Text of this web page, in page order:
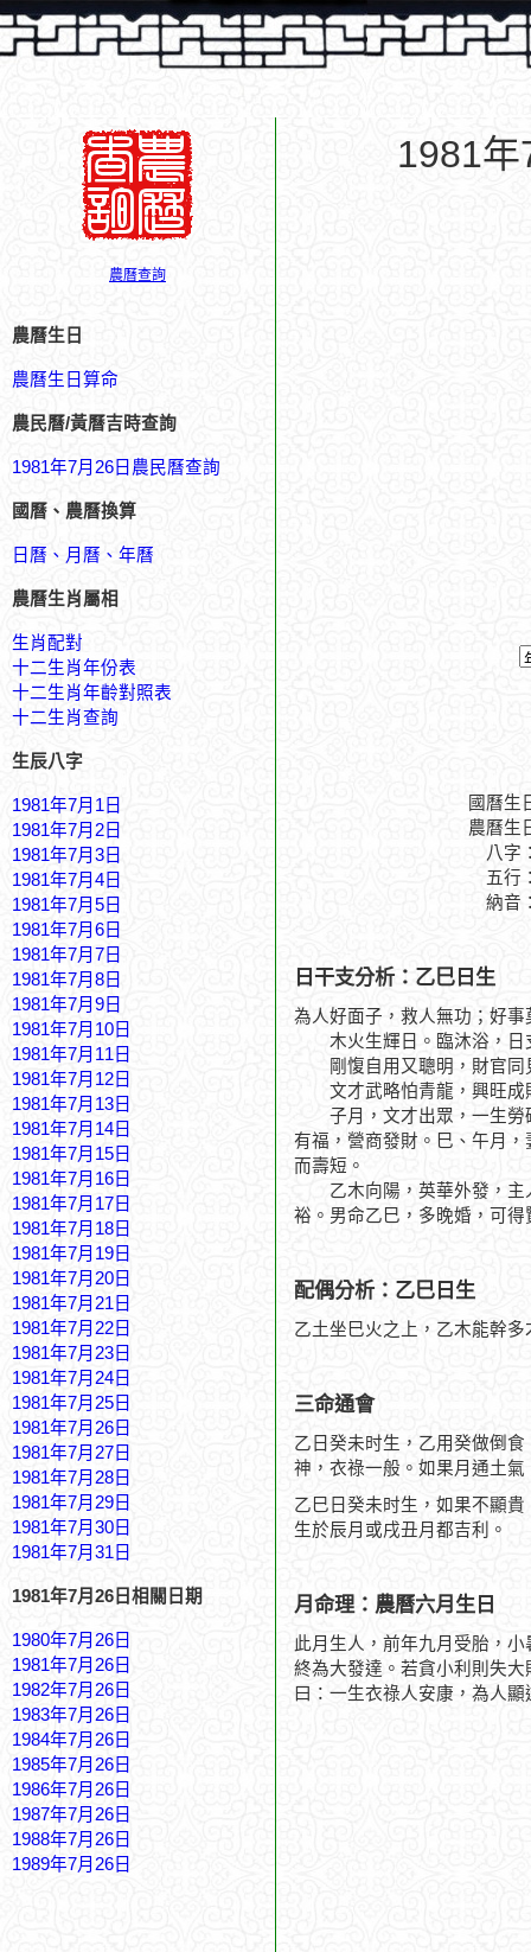
農曆查詢
農曆生日
農曆生日算命
農民曆/黃曆吉時查詢
1981年7月26日農民曆查詢
國曆、農曆換算
日曆、月曆、年曆
農曆生肖屬相
生肖配對
十二生肖年份表
十二生肖年齡對照表
十二生肖查詢
生辰八字
1981年7月1日
1981年7月2日
1981年7月3日
1981年7月4日
1981年7月5日
1981年7月6日
1981年7月7日
1981年7月8日
1981年7月9日
1981年7月10日
1981年7月11日
1981年7月12日
1981年7月13日
1981年7月14日
1981年7月15日
1981年7月16日
1981年7月17日
1981年7月18日
1981年7月19日
1981年7月20日
1981年7月21日
1981年7月22日
1981年7月23日
1981年7月24日
1981年7月25日
1981年7月26日
1981年7月27日
1981年7月28日
1981年7月29日
1981年7月30日
1981年7月31日
1981年7月26日相關日期
1980年7月26日
1981年7月26日
1982年7月26日
1983年7月26日
1984年7月26日
1985年7月26日
1986年7月26日
1987年7月26日
1988年7月26日
1989年7月26日
1981
國曆生
農曆生
八字
五行
納音
日干支分析：乙巳日生
為人好面子，救人無功；好
木火生輝日。臨沐浴，日
剛愎自用又聰明，財官同
文才武略怕青龍，興旺成
子月，文才出眾，一生勞
有福，營商發財。巳、午月
而壽短。
乙木向陽，英華外發，主
裕。男命乙巳，多晚婚，可
配偶分析：乙巳日生
乙土坐巳火之上，乙木能幹
三命通會
乙日癸未时生，乙用癸做倒
神，衣祿一般。如果月通土氣
乙巳日癸未时生，如果不顯
生於辰月或戌丑月都吉利。
月命理：農曆六月生日
此月生人，前年九月受胎，
終為大發達。若貪小利則失
曰：一生衣祿人安康，為人